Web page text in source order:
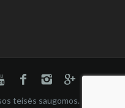
teisės saugomos.